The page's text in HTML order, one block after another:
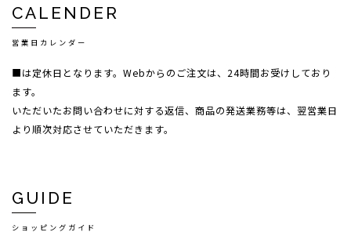
CALENDER
営業日カレンダー
■は定休日となります。Webからのご注文は、24時間お受けしており
ます。
いただいたお問い合わせに対する返信、商品の発送業務等は、翌営業日
より順次対応させていただきます。
GUIDE
ショッピングガイド